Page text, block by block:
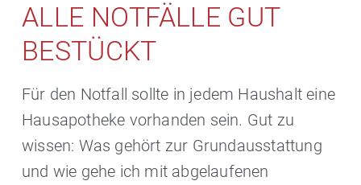
ALLE NOTFÄLLE GUT
BESTÜCKT
Für den Notfall sollte in jedem Haushalt eine
Hausapotheke vorhanden sein. Gut zu
wissen: Was gehört zur Grundausstattung
und wie gehe ich mit abgelaufenen